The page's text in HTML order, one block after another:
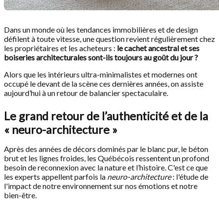
Dans un monde où les tendances immobilières et de design
défilent à toute vitesse, une question revient régulièrement chez
les propriétaires et les acheteurs : le cachet ancestral et ses
boiseries architecturales sont-ils toujours au goût du jour ?
Alors que les intérieurs ultra-minimalistes et modernes ont
occupé le devant de la scène ces dernières années, on assiste
aujourd’hui à un retour de balancier spectaculaire.
Le grand retour de l’authenticité et de la
« neuro-architecture »
Après des années de décors dominés par le blanc pur, le béton
brut et les lignes froides, les Québécois ressentent un profond
besoin de reconnexion avec la nature et l’histoire. C'est ce que
les experts appellent parfois la neuro-architecture: l'étude de
l'impact de notre environnement sur nos émotions et notre
bien-être.